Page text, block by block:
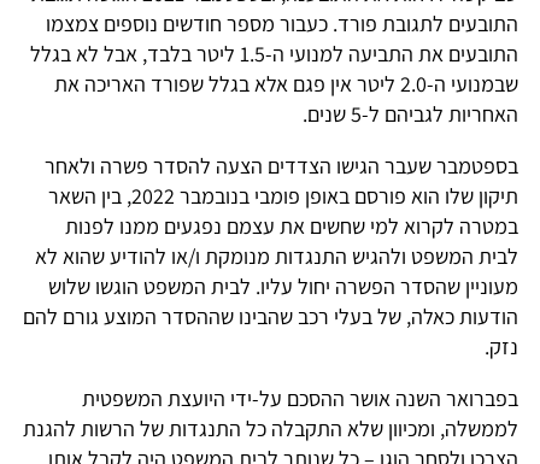
התובעים לתגובת פורד. כעבור מספר חודשים נוספים צמצמו
התובעים את התביעה למנועי ה-1.5 ליטר בלבד, אבל לא בגלל
שבמנועי ה-2.0 ליטר אין פגם אלא בגלל שפורד האריכה את
האחריות לגביהם ל-5 שנים.
בספטמבר שעבר הגישו הצדדים הצעה להסדר פשרה ולאחר
תיקון שלו הוא פורסם באופן פומבי בנובמבר 2022, בין השאר
במטרה לקרוא למי שחשים את עצמם נפגעים ממנו לפנות
לבית המשפט ולהגיש התנגדות מנומקת ו/או להודיע שהוא לא
מעוניין שהסדר הפשרה יחול עליו. לבית המשפט הוגשו שלוש
הודעות כאלה, של בעלי רכב שהבינו שההסדר המוצע גורם להם
נזק.
בפברואר השנה אושר ההסכם על-ידי היועצת המשפטית
לממשלה, ומכיוון שלא התקבלה כל התנגדות של הרשות להגנת
הצרכן ולסחר הוגן – כל שנותר לבית המשפט היה לקבל אותו